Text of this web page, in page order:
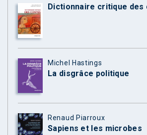
Dictionnaire critique des
Michel Hastings
La disgrâce politique
Renaud Piarroux
Sapiens et les microbes